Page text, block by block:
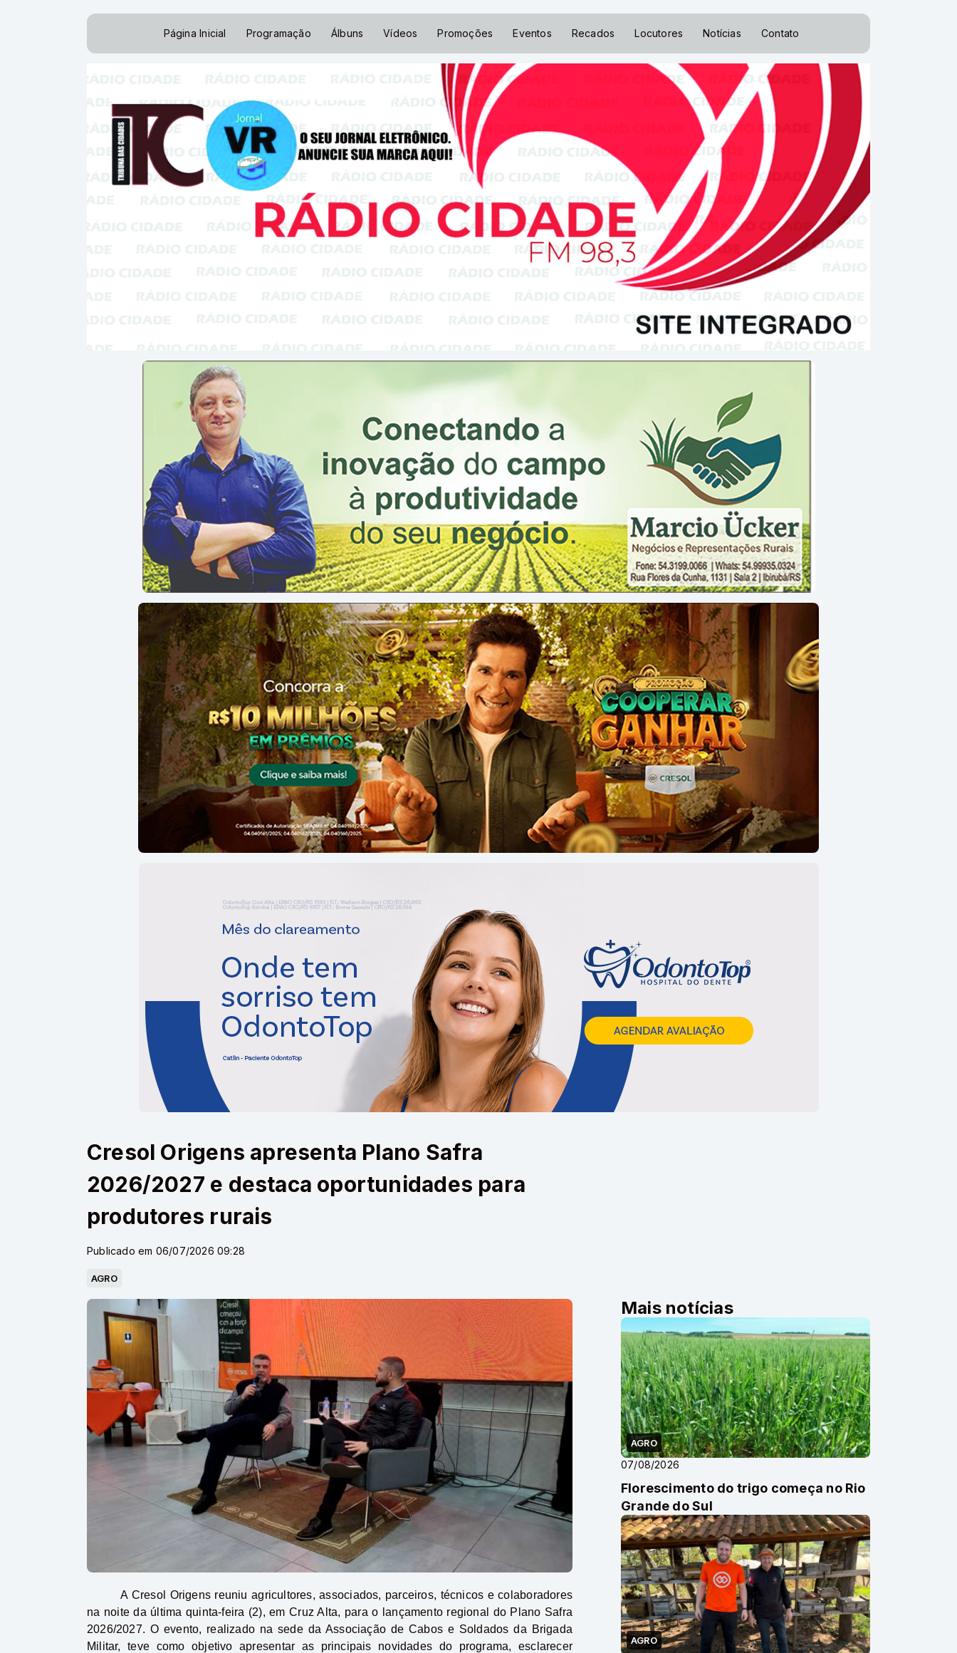
Página Inicial Programação Álbuns Vídeos Promoções Eventos Recados Locutores Notícias Contato
Cresol Origens apresenta Plano Safra
2026/2027 e destaca oportunidades para
produtores rurais
Publicado em 06/07/2026 09:28
AGRO
A Cresol Origens reuniu agricultores, associados, parceiros, técnicos e colaboradores
na noite da última quinta-feira (2), em Cruz Alta, para o lançamento regional do Plano Safra
2026/2027. O evento, realizado na sede da Associação de Cabos e Soldados da Brigada
Militar, teve como objetivo apresentar as principais novidades do programa, esclarecer
Mais notícias
AGRO
07/08/2026
Florescimento do trigo começa no Rio
Grande do Sul
AGRO